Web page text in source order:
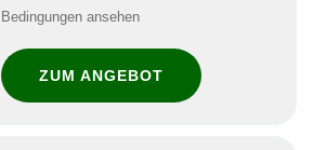
Bedingungen ansehen
ZUM ANGEBOT